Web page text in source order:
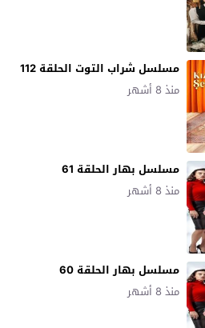
مسلسل شراب التوت الحلقة 112
منذ 8 أشهر
مسلسل بهار الحلقة 61
منذ 8 أشهر
مسلسل بهار الحلقة 60
منذ 8 أشهر